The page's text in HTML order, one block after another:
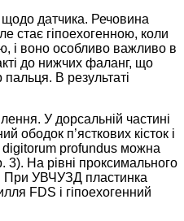
щодо датчика. Речовина
стає гіпоехогенною, коли
і воно особливо важливо в
до нижчих фаланг, що
В результаті
У дорсальній частині
ободок п’ясткових кісток і
digitorum profundus можна
3). На рівні проксимального
При УВЧУЗД пластинка
FDS і гіпоехогенний